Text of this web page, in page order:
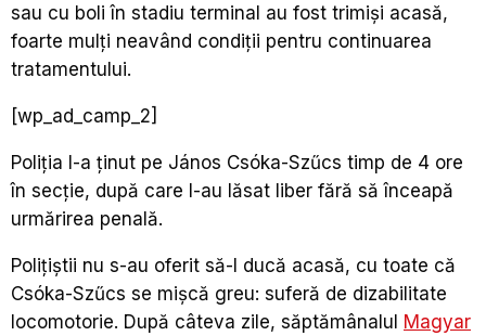
sau cu boli în stadiu terminal au fost trimişi acasă,
foarte mulţi neavând condiţii pentru continuarea
tratamentului.
[wp_ad_camp_2]
Poliţia l-a ţinut pe János Csóka-Szűcs timp de 4 ore
în secţie, după care l-au lăsat liber fără să înceapă
urmărirea penală.
Poliţiştii nu s-au oferit să-l ducă acasă, cu toate că
Csóka-Szűcs se mişcă greu: suferă de dizabilitate
locomotorie. După câteva zile, săptămânalul Magyar